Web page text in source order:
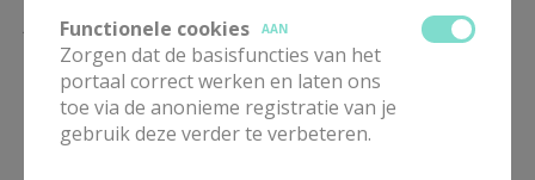
Lees meer
Functionele cookies
AAN
Zorgen dat de basisfuncties van het
portaal correct werken en laten ons
toe via de anonieme registratie van je
gebruik deze verder te verbeteren.